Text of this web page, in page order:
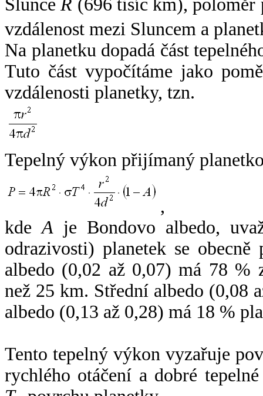
SlunceR (696 tisíc km),
vzdálenost mezi Sluncem a
Na planetku dopadá část
Tuto část vypočítáme jako
vzdálenosti planetky, tzn.
Tepelný výkon přijímaný
,
kdeA je Bondovo albedo,
odrazivosti) planetek se
albedo (0,02 až 0,07) má 78 %
než 25 km. Střední albedo (0,08
albedo (0,13 až 0,28) má 18 %
Tento tepelný výkon vyzařuje
rychlého otáčení a dobré